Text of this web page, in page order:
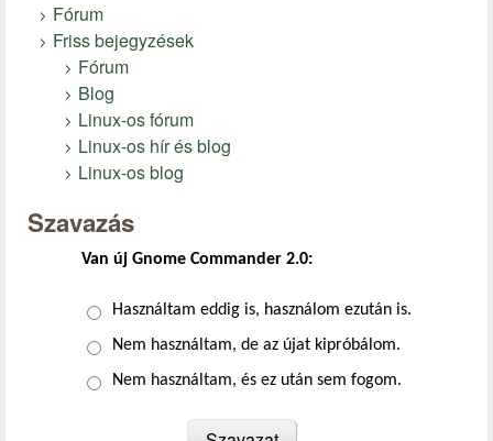
Fórum
Friss bejegyzések
Fórum
Blog
Linux-os fórum
Linux-os hír és blog
Linux-os blog
Szavazás
Van új Gnome Commander 2.0:
Választások
Használtam eddig is, használom ezután is.
Nem használtam, de az újat kipróbálom.
Nem használtam, és ez után sem fogom.